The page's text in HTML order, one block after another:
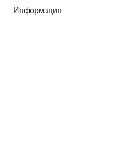
Информация